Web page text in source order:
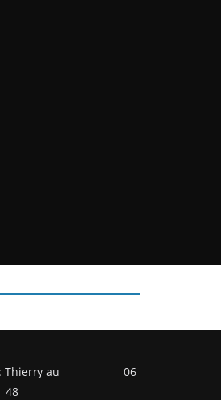
Thierry au 06
48